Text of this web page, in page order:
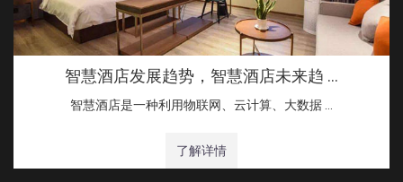
智慧酒店发展趋势，智慧酒店未来趋 …
智慧酒店是一种利用物联网、云计算、大数据 …
了解详情